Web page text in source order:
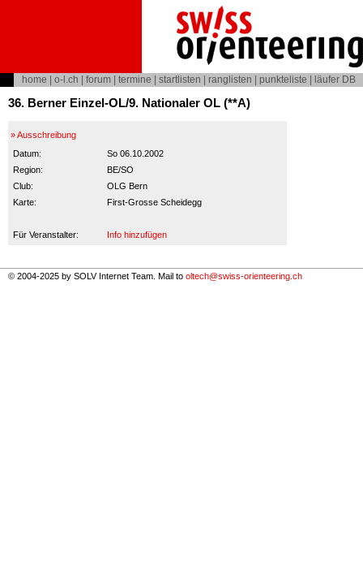
home o-l.ch forum termine startlisten ranglisten punkteliste läufer DB
36. Berner Einzel-OL/9. Nationaler OL (**A)
» Ausschreibung
Datum:
So 06.10.2002
Region:
BE/SO
Club:
OLG Bern
Karte:
First-Grosse Scheidegg
Für Veranstalter: Info hinzufügen
© 2004-2025 by SOLV Internet Team. Mail to oltech@swiss-orienteering.ch